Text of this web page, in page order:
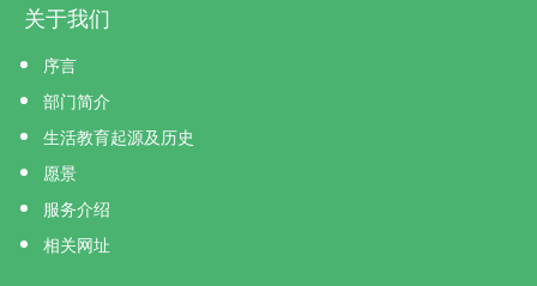
关于我们
序言
部门简介
生活教育起源及历史
愿景
服务介绍
相关网址